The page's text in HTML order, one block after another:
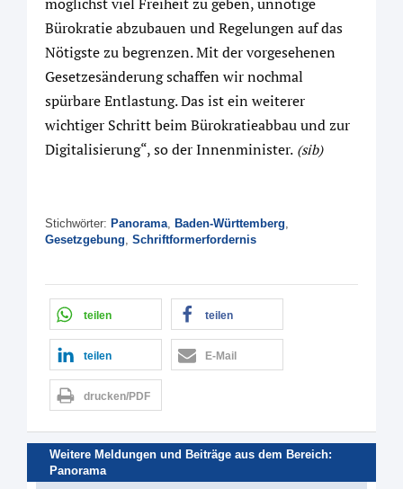
Bürokratie abzubauen und Regelungen auf das
Nötigste zu begrenzen. Mit der vorgesehenen
Gesetzesänderung schaffen wir nochmal
spürbare Entlastung. Das ist ein weiterer
wichtiger Schritt beim Bürokratieabbau und zur
Digitalisierung“, so der Innenminister. (sib)
Stichwörter: Panorama, Baden-Württemberg,
Gesetzgebung, Schriftformerfordernis
teilen teilen
teilen E-Mail
drucken/PDF
Weitere Meldungen und Beiträge aus dem Bereich:
Panorama